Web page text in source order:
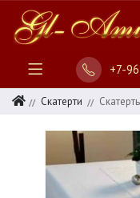
+7-
Скатерти